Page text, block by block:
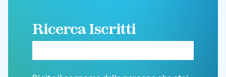
Ricerca Iscritti